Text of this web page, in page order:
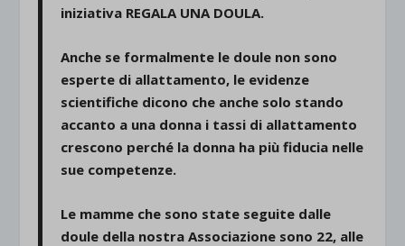
iniziativa REGALA UNA DOULA.
Anche se formalmente le doule non sono
esperte di allattamento, le evidenze
scientifiche dicono che anche solo stando
accanto a una donna i tassi di allattamento
crescono perché la donna ha più fiducia nelle
sue competenze.
Le mamme che sono state seguite dalle
doule della nostra Associazione sono 22, alle